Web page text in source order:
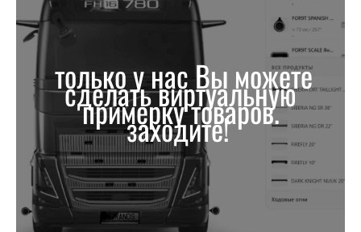
только у нас Вы можете
сделать виртуальную
примерку товаров.
заходите!